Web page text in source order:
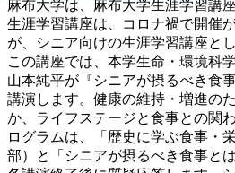
麻布大学は、麻布大学生涯学習講
生涯学習講座は、コロナ禍で開催
が、シニア向けの生涯学習講座と
この講座では、本学生命・環境科
山本純平が『シニアが摂るべき食
講演します。健康の維持・増進の
か、ライフステージと食事との関
ログラムは、「歴史に学ぶ食事・
部）と「シニアが摂るべき食事と